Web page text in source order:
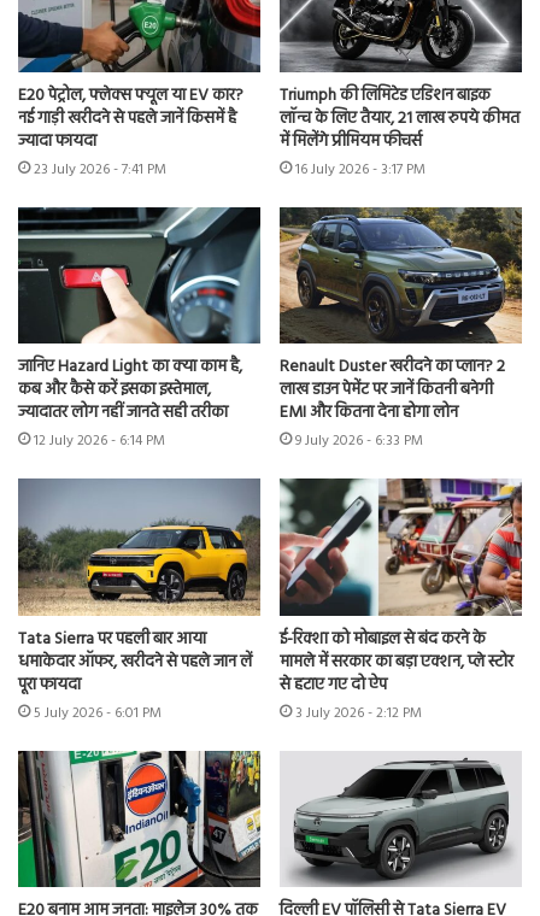
E20 पेट्रोल, फ्लेक्स फ्यूल या EV कार?
नई गाड़ी खरीदने से पहले जानें किसमें है
ज्यादा फायदा
23 July 2026 - 7:41 PM
Triumph की लिमिटेड एडिशन बाइक
लॉन्च के लिए तैयार, 21 लाख रुपये कीमत
में मिलेंगे प्रीमियम फीचर्स
16 July 2026 - 3:17 PM
जानिए Hazard Light का क्या काम है,
कब और कैसे करें इसका इस्तेमाल,
ज्यादातर लोग नहीं जानते सही तरीका
12 July 2026 - 6:14 PM
Renault Duster खरीदने का प्लान? 2
लाख डाउन पेमेंट पर जानें कितनी बनेगी
EMI और कितना देना होगा लोन
9 July 2026 - 6:33 PM
Tata Sierra पर पहली बार आया
धमाकेदार ऑफर, खरीदने से पहले जान लें
पूरा फायदा
5 July 2026 - 6:01 PM
ई-रिक्शा को मोबाइल से बंद करने के
मामले में सरकार का बड़ा एक्शन, प्ले स्टोर
से हटाए गए दो ऐप
3 July 2026 - 2:12 PM